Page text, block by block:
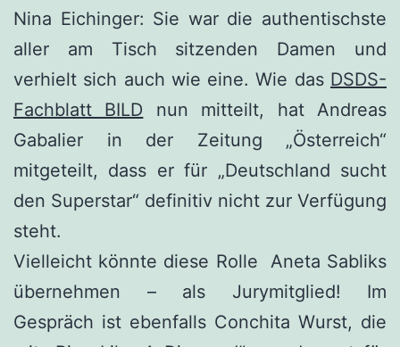
Nina Eichinger: Sie war die authentischste
aller am Tisch sitzenden Damen und
verhielt sich auch wie eine. Wie das DSDS-
Fachblatt BILD nun mitteilt, hat Andreas
Gabalier in der Zeitung „Österreich“
mitgeteilt, dass er für „Deutschland sucht
den Superstar“ definitiv nicht zur Verfügung
steht.
Vielleicht könnte diese Rolle Aneta Sabliks
übernehmen – als Jurymitglied! Im
Gespräch ist ebenfalls Conchita Wurst, die